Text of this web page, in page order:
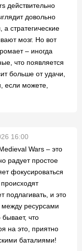
действительно
довольно
стратегические
мозг. Но вот
– иногда
что появляется
больше от удачи,
если можете,
16:00
Wars – это
радует простое
фокусироваться
подлагивать, и это
между ресурсами
что
на это, приятно
баталиями!